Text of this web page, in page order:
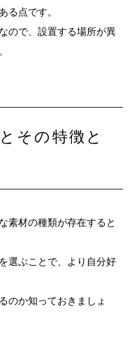
る点です。
ので、設置する場所が異
その特徴と
素材の種類が存在すると
選ぶことで、より自分好
のか知っておきましょ